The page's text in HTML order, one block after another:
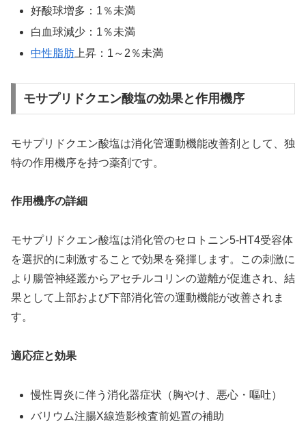
好酸球増多：1％未満
白血球減少：1％未満
中性脂肪 上昇：1～2％未満
モサプリドクエン酸塩の効果と作用機序
モサプリドクエン酸塩は消化管運動機能改善剤として、独
特の作用機序を持つ薬剤です。
作用機序の詳細
モサプリドクエン酸塩は消化管のセロトニン5-HT4受容体
を選択的に刺激することで効果を発揮します。この刺激に
より腸管神経叢からアセチルコリンの遊離が促進され、結
果として上部および下部消化管の運動機能が改善されま
す。
適応症と効果
慢性胃炎に伴う消化器症状（胸やけ、悪心・嘔吐）
バリウム注腸X線造影検査前処置の補助